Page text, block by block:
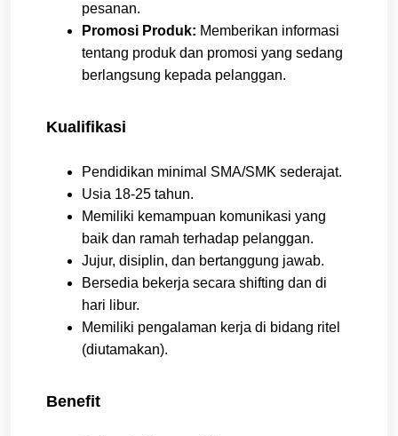
pesanan.
Promosi Produk: Memberikan informasi
tentang produk dan promosi yang sedang
berlangsung kepada pelanggan.
Kualifikasi
Pendidikan minimal SMA/SMK sederajat.
Usia 18-25 tahun.
Memiliki kemampuan komunikasi yang
baik dan ramah terhadap pelanggan.
Jujur, disiplin, dan bertanggung jawab.
Bersedia bekerja secara shifting dan di
hari libur.
Memiliki pengalaman kerja di bidang ritel
(diutamakan).
Benefit